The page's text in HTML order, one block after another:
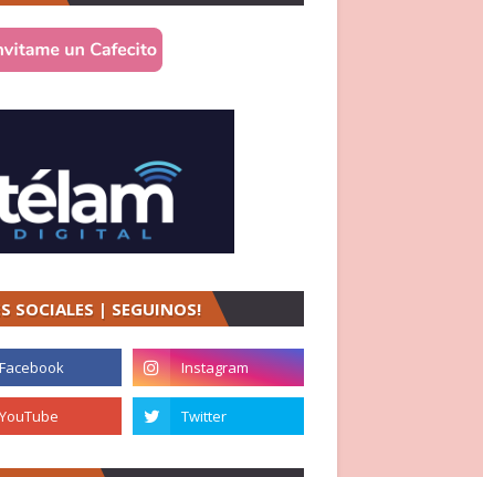
SOCIALES | SEGUINOS!